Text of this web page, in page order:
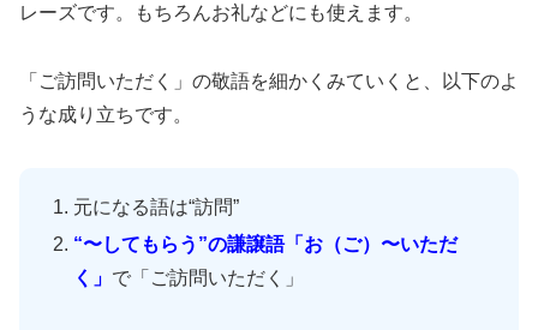
レーズです。もちろんお礼などにも使えます。
「ご訪問いただく」の敬語を細かくみていくと、以下のよ
うな成り立ちです。
元になる語は“訪問”
“〜してもらう”の謙譲語「お（ご）〜いただ
く」 で「ご訪問いただく」